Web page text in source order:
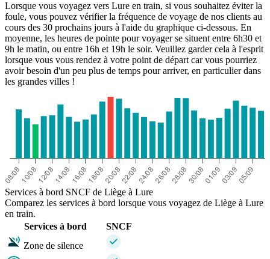
Lorsque vous voyagez vers Lure en train, si vous souhaitez éviter la
foule, vous pouvez vérifier la fréquence de voyage de nos clients au
cours des 30 prochains jours à l'aide du graphique ci-dessous. En
moyenne, les heures de pointe pour voyager se situent entre 6h30 et
9h le matin, ou entre 16h et 19h le soir. Veuillez garder cela à l'esprit
lorsque vous vous rendez à votre point de départ car vous pourriez
avoir besoin d'un peu plus de temps pour arriver, en particulier dans
les grandes villes !
Services à bord SNCF de Liège à Lure
Comparez les services à bord lorsque vous voyagez de Liège à Lure
en train.
Services à bord
SNCF
Zone de silence